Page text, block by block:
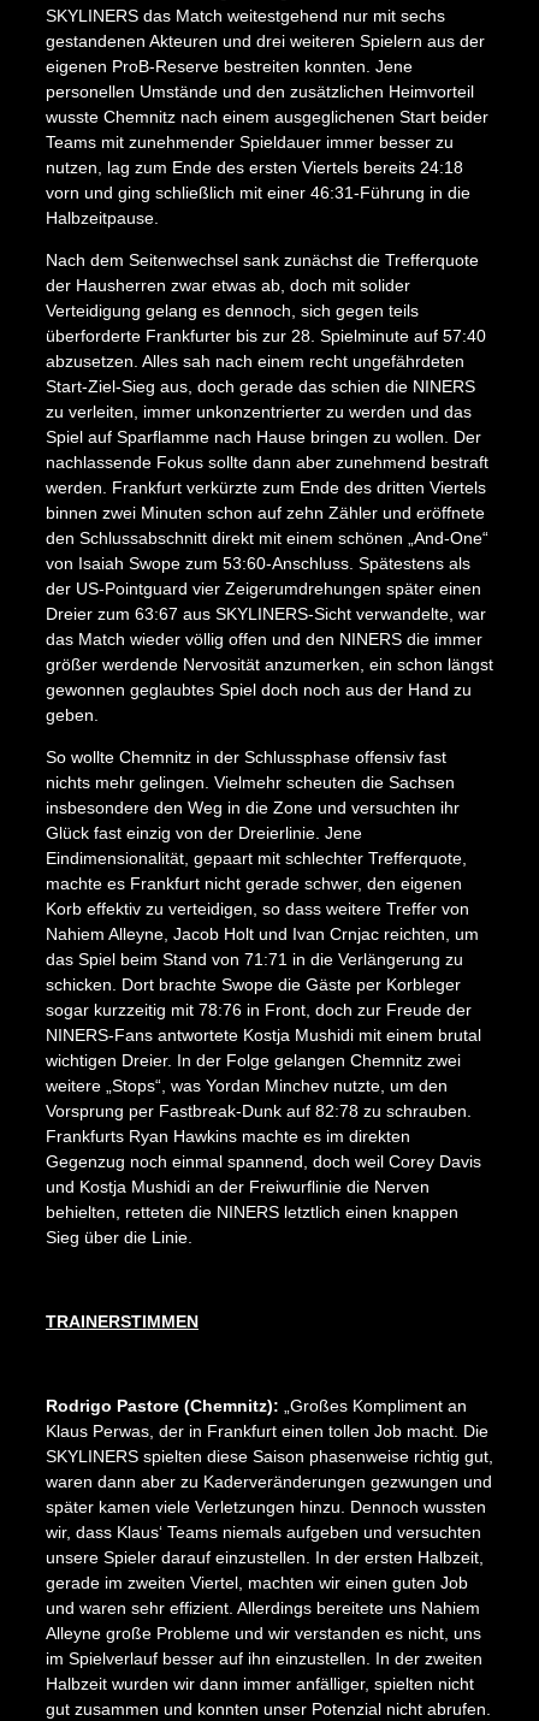
X
SKYLINERS das Match weitestgehend nur mit sechs
gestandenen Akteuren und drei weiteren Spielern aus der
eigenen ProB-Reserve bestreiten konnten. Jene
personellen Umstände und den zusätzlichen Heimvorteil
wusste Chemnitz nach einem ausgeglichenen Start beider
Teams mit zunehmender Spieldauer immer besser zu
nutzen, lag zum Ende des ersten Viertels bereits 24:18
vorn und ging schließlich mit einer 46:31-Führung in die
Halbzeitpause.
Nach dem Seitenwechsel sank zunächst die Trefferquote
der Hausherren zwar etwas ab, doch mit solider
Verteidigung gelang es dennoch, sich gegen teils
überforderte Frankfurter bis zur 28. Spielminute auf 57:40
abzusetzen. Alles sah nach einem recht ungefährdeten
Start-Ziel-Sieg aus, doch gerade das schien die NINERS
zu verleiten, immer unkonzentrierter zu werden und das
Spiel auf Sparflamme nach Hause bringen zu wollen. Der
nachlassende Fokus sollte dann aber zunehmend bestraft
werden. Frankfurt verkürzte zum Ende des dritten Viertels
binnen zwei Minuten schon auf zehn Zähler und eröffnete
den Schlussabschnitt direkt mit einem schönen „And-One“
von Isaiah Swope zum 53:60-Anschluss. Spätestens als
der US-Pointguard vier Zeigerumdrehungen später einen
Dreier zum 63:67 aus SKYLINERS-Sicht verwandelte, war
das Match wieder völlig offen und den NINERS die immer
größer werdende Nervosität anzumerken, ein schon längst
gewonnen geglaubtes Spiel doch noch aus der Hand zu
geben.
So wollte Chemnitz in der Schlussphase offensiv fast
nichts mehr gelingen. Vielmehr scheuten die Sachsen
insbesondere den Weg in die Zone und versuchten ihr
Glück fast einzig von der Dreierlinie. Jene
Eindimensionalität, gepaart mit schlechter Trefferquote,
machte es Frankfurt nicht gerade schwer, den eigenen
Korb effektiv zu verteidigen, so dass weitere Treffer von
Nahiem Alleyne, Jacob Holt und Ivan Crnjac reichten, um
das Spiel beim Stand von 71:71 in die Verlängerung zu
schicken. Dort brachte Swope die Gäste per Korbleger
sogar kurzzeitig mit 78:76 in Front, doch zur Freude der
NINERS-Fans antwortete Kostja Mushidi mit einem brutal
wichtigen Dreier. In der Folge gelangen Chemnitz zwei
weitere „Stops“, was Yordan Minchev nutzte, um den
Vorsprung per Fastbreak-Dunk auf 82:78 zu schrauben.
Frankfurts Ryan Hawkins machte es im direkten
Gegenzug noch einmal spannend, doch weil Corey Davis
und Kostja Mushidi an der Freiwurflinie die Nerven
behielten, retteten die NINERS letztlich einen knappen
Sieg über die Linie.
TRAINERSTIMMEN
Rodrigo Pastore (Chemnitz): „Großes Kompliment an
Klaus Perwas, der in Frankfurt einen tollen Job macht. Die
SKYLINERS spielten diese Saison phasenweise richtig gut,
waren dann aber zu Kaderveränderungen gezwungen und
später kamen viele Verletzungen hinzu. Dennoch wussten
wir, dass Klaus‘ Teams niemals aufgeben und versuchten
unsere Spieler darauf einzustellen. In der ersten Halbzeit,
gerade im zweiten Viertel, machten wir einen guten Job
und waren sehr effizient. Allerdings bereitete uns Nahiem
Alleyne große Probleme und wir verstanden es nicht, uns
im Spielverlauf besser auf ihn einzustellen. In der zweiten
Halbzeit wurden wir dann immer anfälliger, spielten nicht
gut zusammen und konnten unser Potenzial nicht abrufen.